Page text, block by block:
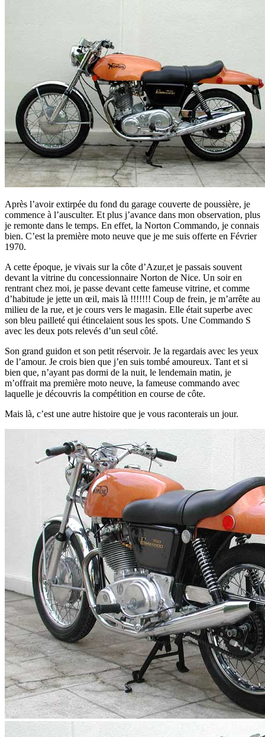
Après l’avoir extirpée du fond du garage couverte de poussière, je
commence à l’ausculter. Et plus j’avance dans mon observation, plus
je remonte dans le temps. En effet, la Norton Commando, je connais
bien. C’est la première moto neuve que je me suis offerte en Février
1970.
A cette époque, je vivais sur la côte d’Azur,et je passais souvent
devant la vitrine du concessionnaire Norton de Nice. Un soir en
rentrant chez moi, je passe devant cette fameuse vitrine, et comme
d’habitude je jette un œil, mais là !!!!!!! Coup de frein, je m’arrête au
milieu de la rue, et je cours vers le magasin. Elle était superbe avec
son bleu pailleté qui étincelaient sous les spots. Une Commando S
avec les deux pots relevés d’un seul côté.
Son grand guidon et son petit réservoir. Je la regardais avec les yeux
de l’amour. Je crois bien que j’en suis tombé amoureux. Tant et si
bien que, n’ayant pas dormi de la nuit, le lendemain matin, je
m’offrait ma première moto neuve, la fameuse commando avec
laquelle je découvris la compétition en course de côte.
Mais là, c’est une autre histoire que je vous raconterais un jour.